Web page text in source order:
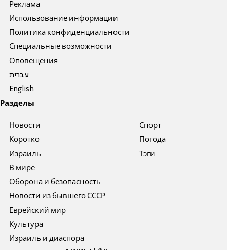
Реклама
Использование информации
Политика конфиденциальности
Специальные возможности
Оповещения
עברית
English
Разделы
Новости
Коротко
Израиль
В мире
Оборона и безопасность
Новости из бывшего СССР
Еврейский мир
Культура
Израиль и диаспора
Спорт
Погода
Тэги